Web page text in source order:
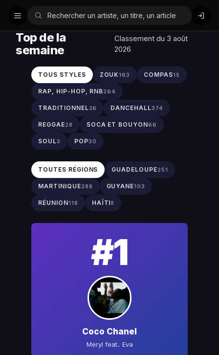
Top de la
semaine
Classement du 3 août
2026
TOUS STYLES ZOUK163 COMPAS15
RAP, HIP-HOP, RNB264
TRADITIONNEL26 DANCEHALL374
REGGAE28 SOCA ET BOUYON66
SOUL3 POP30
TOUTES RÉGIONS GUADELOUPE251
MARTINIQUE288 GUYANE103
RÉUNION118 HAÏTI8
#1
Coco Chanel
Meryl feat.. Eva